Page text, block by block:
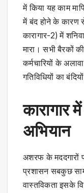
में किया यह काम
में बंद होने के कारण
कारागार-2) में
मारा। सभी बैरकों
कर्मचारियों के
गतिविधियों का
कारागार
अभियान
अशरफ के मददगारों
प्रशासन सबकुछ
वास्तविकता इसके